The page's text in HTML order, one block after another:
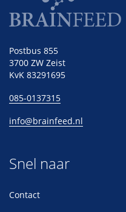
Postbus 855
3700 ZW Zeist
KvK 83291695
085-0137315
info@brainfeed.nl
Snel naar
Contact